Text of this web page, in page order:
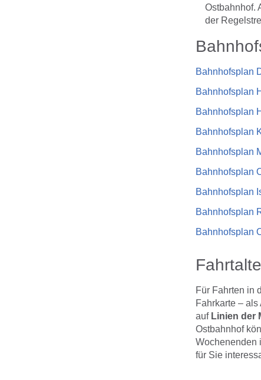
Ostbahnhof.
der
Bahnhofsplan
Bahnhofsplan
Bahnhofsplan
Bahnhofsplan
Bahnhofsplan
Bahnhofsplan
Bahnhofsplan
Bahnhofsplan
Bahnhofsplan
Für Fahrten in
Fahrkarte –
auf Linien der
Ostbahnhof
Wochenenden
für Sie